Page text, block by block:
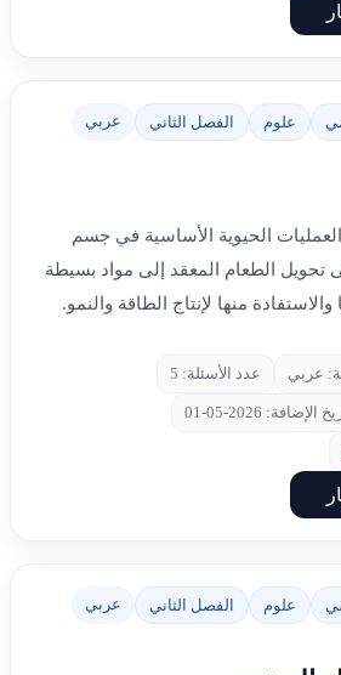
علوم الفصل الثاني عربي
الحيوية الأساسية في جسم
تحويل الطعام المعقد إلى مواد بسيطة
منها لإنتاج الطاقة والنمو.
عربي عدد الأسئلة: 5
الإضافة: 2026-05-01
علوم الفصل الثاني عربي